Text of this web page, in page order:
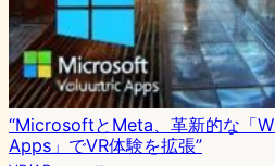
“MicrosoftとMeta、革新的な「
Apps」でVR体験を拡張”